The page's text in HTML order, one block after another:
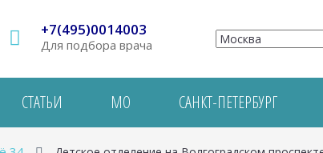
+7(495)0014003
Для подбора врача
СТАТЬИ МО САНКТ-ПЕТЕРБУРГ